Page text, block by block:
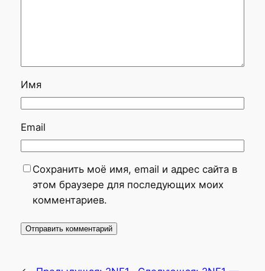
Имя
Email
Сохранить моё имя, email и адрес сайта в
этом браузере для последующих моих
комментариев.